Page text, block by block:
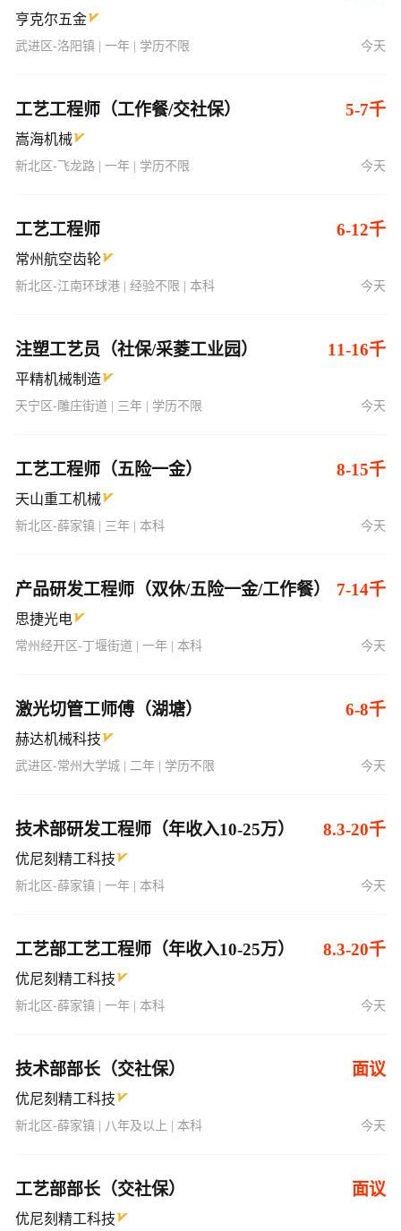
亨克尔五金
武进区-洛阳镇 | 一年 | 学历不限 今天
工艺工程师（工作餐/交社保） 5-7千
嵩海机械
新北区-飞龙路 | 一年 | 学历不限 今天
工艺工程师 6-12千
常州航空齿轮
新北区-江南环球港 | 经验不限 | 本科 今天
注塑工艺员（社保/采菱工业园） 11-16千
平精机械制造
天宁区-雕庄街道 | 三年 | 学历不限 今天
工艺工程师（五险一金） 8-15千
天山重工机械
新北区-薛家镇 | 三年 | 本科 今天
产品研发工程师（双休/五险一金/工作餐） 7-14千
思捷光电
常州经开区-丁堰街道 | 一年 | 本科 今天
激光切管工师傅（湖塘） 6-8千
赫达机械科技
武进区-常州大学城 | 二年 | 学历不限 今天
技术部研发工程师（年收入10-25万） 8.3-20千
优尼刻精工科技
新北区-薛家镇 | 一年 | 本科 今天
工艺部工艺工程师（年收入10-25万） 8.3-20千
优尼刻精工科技
新北区-薛家镇 | 一年 | 本科 今天
技术部部长（交社保） 面议
优尼刻精工科技
新北区-薛家镇 | 八年及以上 | 本科 今天
工艺部部长（交社保） 面议
优尼刻精工科技